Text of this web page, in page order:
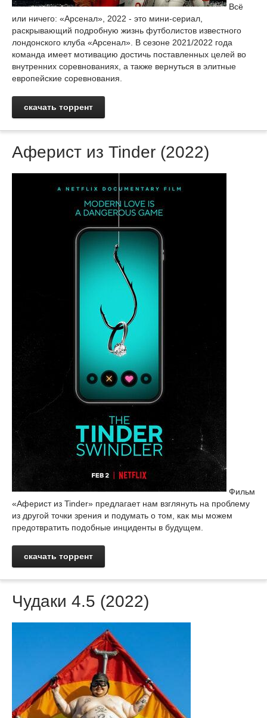
Всё
или ничего: «Арсенал», 2022 - это мини-сериал,
раскрывающий подробную жизнь футболистов известного
лондонского клуба «Арсенал». В сезоне 2021/2022 года
команда имеет мотивацию достичь поставленных целей во
внутренних соревнованиях, а также вернуться в элитные
европейские соревнования.
скачать торрент
Аферист из Tinder (2022)
Фильм
«Аферист из Tinder» предлагает нам взглянуть на проблему
из другой точки зрения и подумать о том, как мы можем
предотвратить подобные инциденты в будущем.
скачать торрент
Чудаки 4.5 (2022)